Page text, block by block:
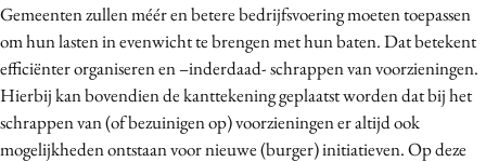
Effectiviteit
Gedragsverandering
Influencer marketing
Interne communicatie
Martech
Gemeenten zullen méér en betere bedrijfsvoering moeten toepassen
om hun lasten in evenwicht te brengen met hun baten. Dat betekent
efficiënter organiseren en –inderdaad- schrappen van voorzieningen.
Hierbij kan bovendien de kanttekening geplaatst worden dat bij het
schrappen van (of bezuinigen op) voorzieningen er altijd ook
mogelijkheden ontstaan voor nieuwe (burger) initiatieven. Op deze